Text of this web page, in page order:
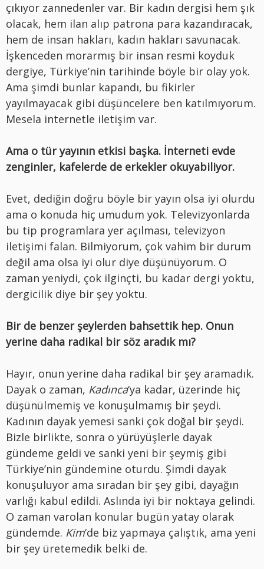
çıkıyor zannedenler var. Bir kadın dergisi hem şık
olacak, hem ilan alıp patrona para kazandıracak,
hem de insan hakları, kadın hakları savunacak.
İşkenceden morarmış bir insan resmi koyduk
dergiye, Türkiye’nin tarihinde böyle bir olay yok.
Ama şimdi bunlar kapandı, bu fikirler
yayılmayacak gibi düşüncelere ben katılmıyorum.
Mesela internetle iletişim var.
Ama o tür yayının etkisi başka. İnterneti evde
zenginler, kafelerde de erkekler okuyabiliyor.
Evet, dediğin doğru böyle bir yayın olsa iyi olurdu
ama o konuda hiç umudum yok. Televizyonlarda
bu tip programlara yer açılması, televizyon
iletişimi falan. Bilmiyorum, çok vahim bir durum
değil ama olsa iyi olur diye düşünüyorum. O
zaman yeniydi, çok ilginçti, bu kadar dergi yoktu,
dergicilik diye bir şey yoktu.
Bir de benzer şeylerden bahsettik hep. Onun
yerine daha radikal bir söz aradık mı?
Hayır, onun yerine daha radikal bir şey aramadık.
Dayak o zaman, Kadınca‘ya kadar, üzerinde hiç
düşünülmemiş ve konuşulmamış bir şeydi.
Kadının dayak yemesi sanki çok doğal bir şeydi.
Bizle birlikte, sonra o yürüyüşlerle dayak
gündeme geldi ve sanki yeni bir şeymiş gibi
Türkiye’nin gündemine oturdu. Şimdi dayak
konuşuluyor ama sıradan bir şey gibi, dayağın
varlığı kabul edildi. Aslında iyi bir noktaya gelindi.
O zaman varolan konular bugün yatay olarak
gündemde. Kim‘de biz yapmaya çalıştık, ama yeni
bir şey üretemedik belki de.